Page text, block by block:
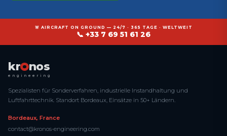
🚨 AIRCRAFT ON GROUND — 24/7 · 365 TAGE · WELTWEIT
📞 +33 7 69 51 61 26
kr nos
engineering
Spezialisten für Sonderverfahren, industrielle Instandhaltung und
Luftfahrttechnik. Standort Bordeaux, Einsätze in 50+ Ländern.
Bordeaux, France
contact@kronos-engineering.com